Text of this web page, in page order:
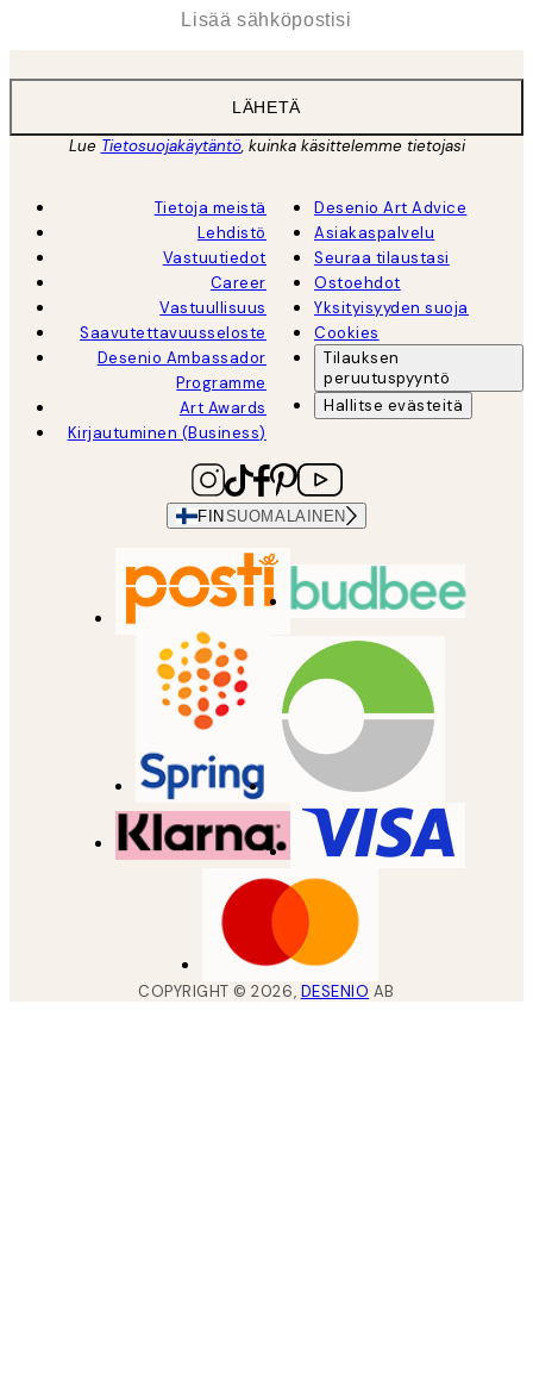
LÄHETÄ
Lue Tietosuojakäytäntö, kuinka käsittelemme tietojasi
Tietoja meistä
Lehdistö
Vastuutiedot
Career
Vastuullisuus
Saavutettavuusseloste
Desenio Ambassador
Programme
Art Awards
Kirjautuminen (Business)
Desenio Art Advice
Asiakaspalvelu
Seuraa tilaustasi
Ostoehdot
Yksityisyyden suoja
Cookies
Tilauksen
peruutuspyyntö
Hallitse evästeitä
FIN SUOMALAINEN
COPYRIGHT ©2026, DESENIO AB